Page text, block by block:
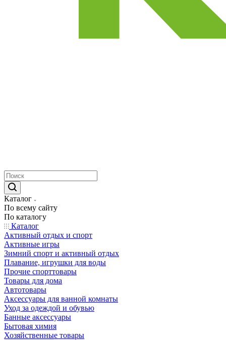
Каталог
По всему сайту
По каталогу
Каталог
Активный отдых и спорт
Активные игры
Зимний спорт и активный отдых
Плавание, игрушки для воды
Прочие спорттовары
Товары для дома
Автотовары
Аксессуары для ванной комнаты
Уход за одеждой и обувью
Банные аксессуары
Бытовая химия
Хозяйственные товары